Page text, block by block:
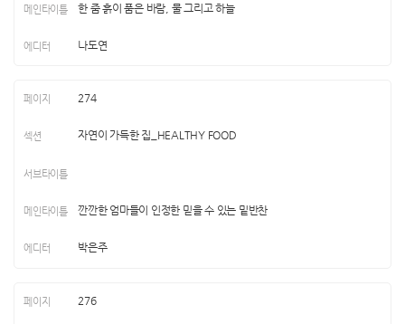
한 줌 흙이 품은 바람, 물 그리고 하늘
나도연
274
자연이 가득한 집_HEALTHY FOOD
깐깐한 엄마들이 인정한 믿을 수 있는 밑반찬
박은주
276